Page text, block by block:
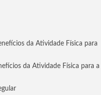
da Atividade Física para
da Atividade Física para a